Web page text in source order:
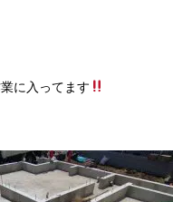
に入ってます